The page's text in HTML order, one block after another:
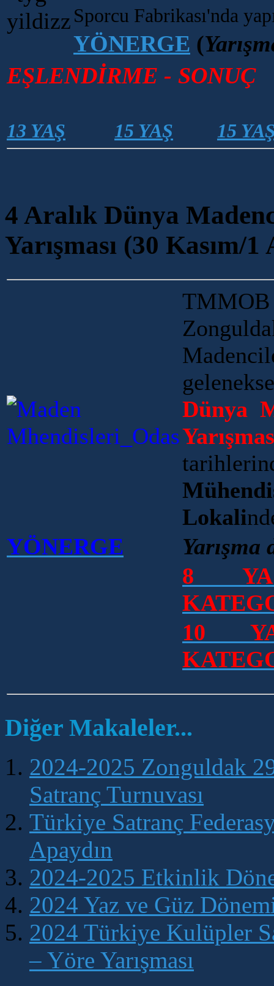
Sporcu Fabrikası'nda
YÖNERGE (
EŞLENDİRME - SONUÇ
13 YAŞ 15 YAŞ 15
4 Aralık Dünya
Yarışması (30 Kasım/
Dünya
Lokali
YÖNERGE
Yarışma
8
10
Diğer Makaleler...
2024-2025 Zonguldak
Satranç Turnuvası
Türkiye Satranç
Apaydın
2024-2025 Etkinlik
2024 Yaz ve Güz
2024 Türkiye Kulüpler
– Yöre Yarışması